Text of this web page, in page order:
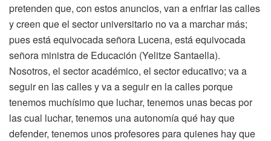
pretenden que, con estos anuncios, van a enfriar las calles
y creen que el sector universitario no va a marchar más;
pues está equivocada señora Lucena, está equivocada
señora ministra de Educación (Yelitze Santaella).
Nosotros, el sector académico, el sector educativo; va a
seguir en las calles y va a seguir en la calles porque
tenemos muchísimo que luchar, tenemos unas becas por
las cual luchar, tenemos una autonomía qué hay que
defender, tenemos unos profesores para quienes hay que